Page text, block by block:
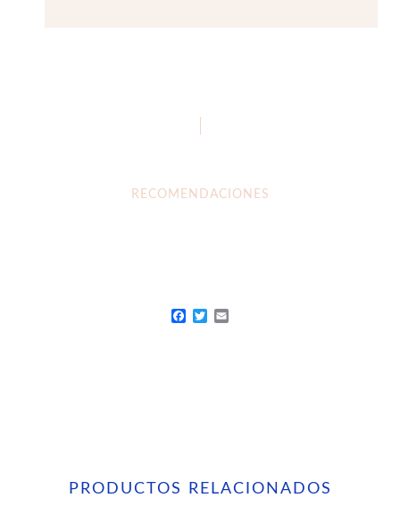
RECOMENDACIONES
PRODUCTOS RELACIONADOS